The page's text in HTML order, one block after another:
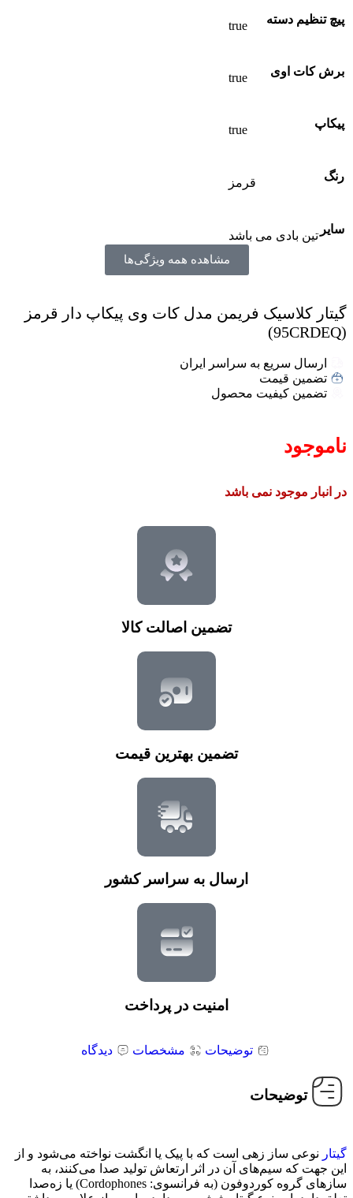
پیچ تنظیم دسته true
برش کات‌ اوی true
پیکاپ true
رنگ قرمز
سایر تین بادی می باشد
مشاهده همه ویژگی‌ها
گیتار کلاسیک فریمن مدل کات وی پیکاپ دار قرمز
(95CRDEQ)
ارسال سریع به سراسر ایران
تضمین قیمت
تضمین کیفیت محصول
ناموجود
در انبار موجود نمی باشد
تضمین اصالت کالا
تضمین بهترین قیمت
ارسال به سراسر کشور
امنیت در پرداخت
توضیحات مشخصات دیدگاه
توضیحات
گیتار نوعی ساز زهی است که با پیک یا انگشت نواخته می‌شود و از
این جهت که سیم‌های آن در اثر ارتعاش تولید صدا می‌کنند، به
سازهای گروه کوردوفون (به فرانسوی: Cordophones) یا زه‌صدا